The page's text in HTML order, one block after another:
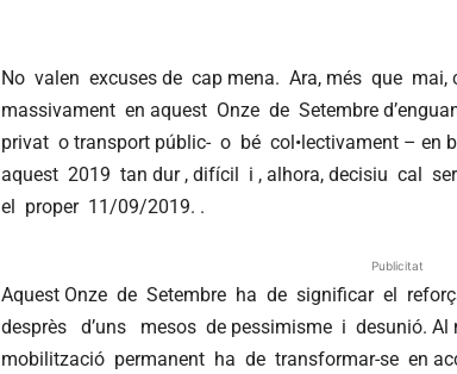
No valen excuses de cap mena. Ara, més que mai,
massivament en aquest Onze de Setembre
privat o transport públic- o bé col•lectivament – en
aquest 2019 tan dur , difícil i , alhora, decisiu cal
el proper 11/09/2019. .
Publicitat
Aquest Onze de Setembre ha de significar el
desprès d’uns mesos de pessimisme i desunió.
mobilització permanent ha de transformar-se en